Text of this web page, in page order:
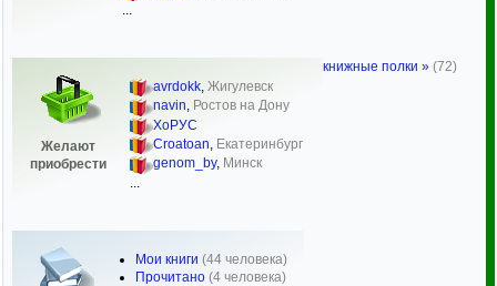
Желают
приобрести
avrdokk, Жигулевск
navin, Ростов на Дону
ХоРУС
Сroatoan, Екатеринбург
genom_by, Минск
Мои книги (44 человека)
Прочитано (4 человека)
книжные полки » (72)